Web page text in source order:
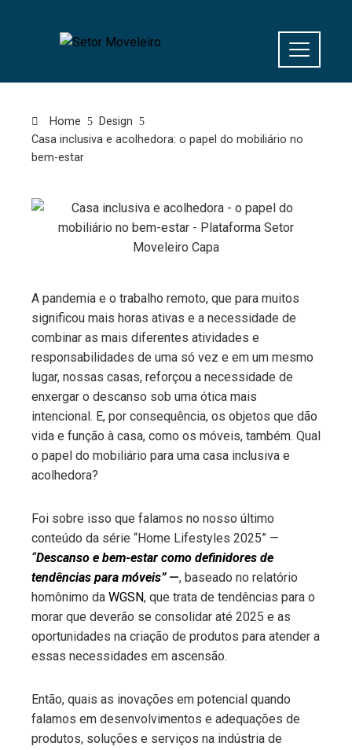
Home
Design
Casa inclusiva e acolhedora: o papel do mobiliário no
bem-estar
A pandemia e o trabalho remoto, que para muitos
significou mais horas ativas e a necessidade de
combinar as mais diferentes atividades e
responsabilidades de uma só vez e em um mesmo
lugar, nossas casas, reforçou a necessidade de
enxergar o descanso sob uma ótica mais
intencional. E, por consequência, os objetos que dão
vida e função à casa, como os móveis, também. Qual
o papel do mobiliário para uma casa inclusiva e
acolhedora?
Foi sobre isso que falamos no nosso último
conteúdo da série “Home Lifestyles 2025” —
“Descanso e bem-estar como definidores de
tendências para móveis” —, baseado no relatório
homônimo da WGSN, que trata de tendências para o
morar que deverão se consolidar até 2025 e as
oportunidades na criação de produtos para atender a
essas necessidades em ascensão.
Então, quais as inovações em potencial quando
falamos em desenvolvimentos e adequações de
produtos, soluções e serviços na indústria de